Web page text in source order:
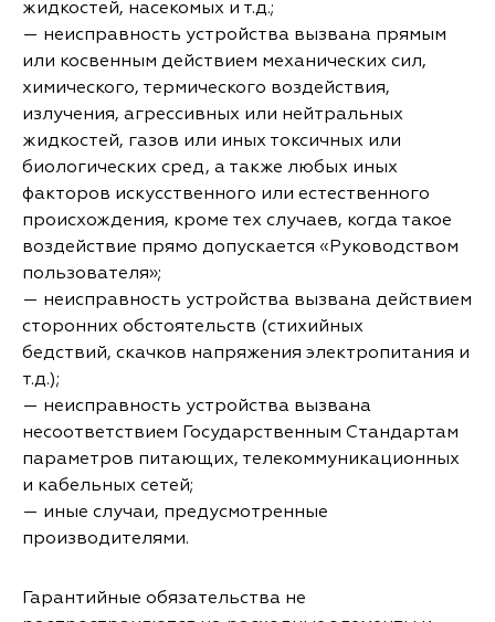
жидкостей, насекомых и т.д.;
— неисправность устройства вызвана прямым
или косвенным действием механических сил,
химического, термического воздействия,
излучения, агрессивных или нейтральных
жидкостей, газов или иных токсичных или
биологических сред, а также любых иных
факторов искусственного или естественного
происхождения, кроме тех случаев, когда такое
воздействие прямо допускается «Руководством
пользователя»;
— неисправность устройства вызвана действием
сторонних обстоятельств (стихийных
бедствий, скачков напряжения электропитания и
т.д.);
— неисправность устройства вызвана
несоответствием Государственным Стандартам
параметров питающих, телекоммуникационных
и кабельных сетей;
— иные случаи, предусмотренные
производителями.
Гарантийные обязательства не